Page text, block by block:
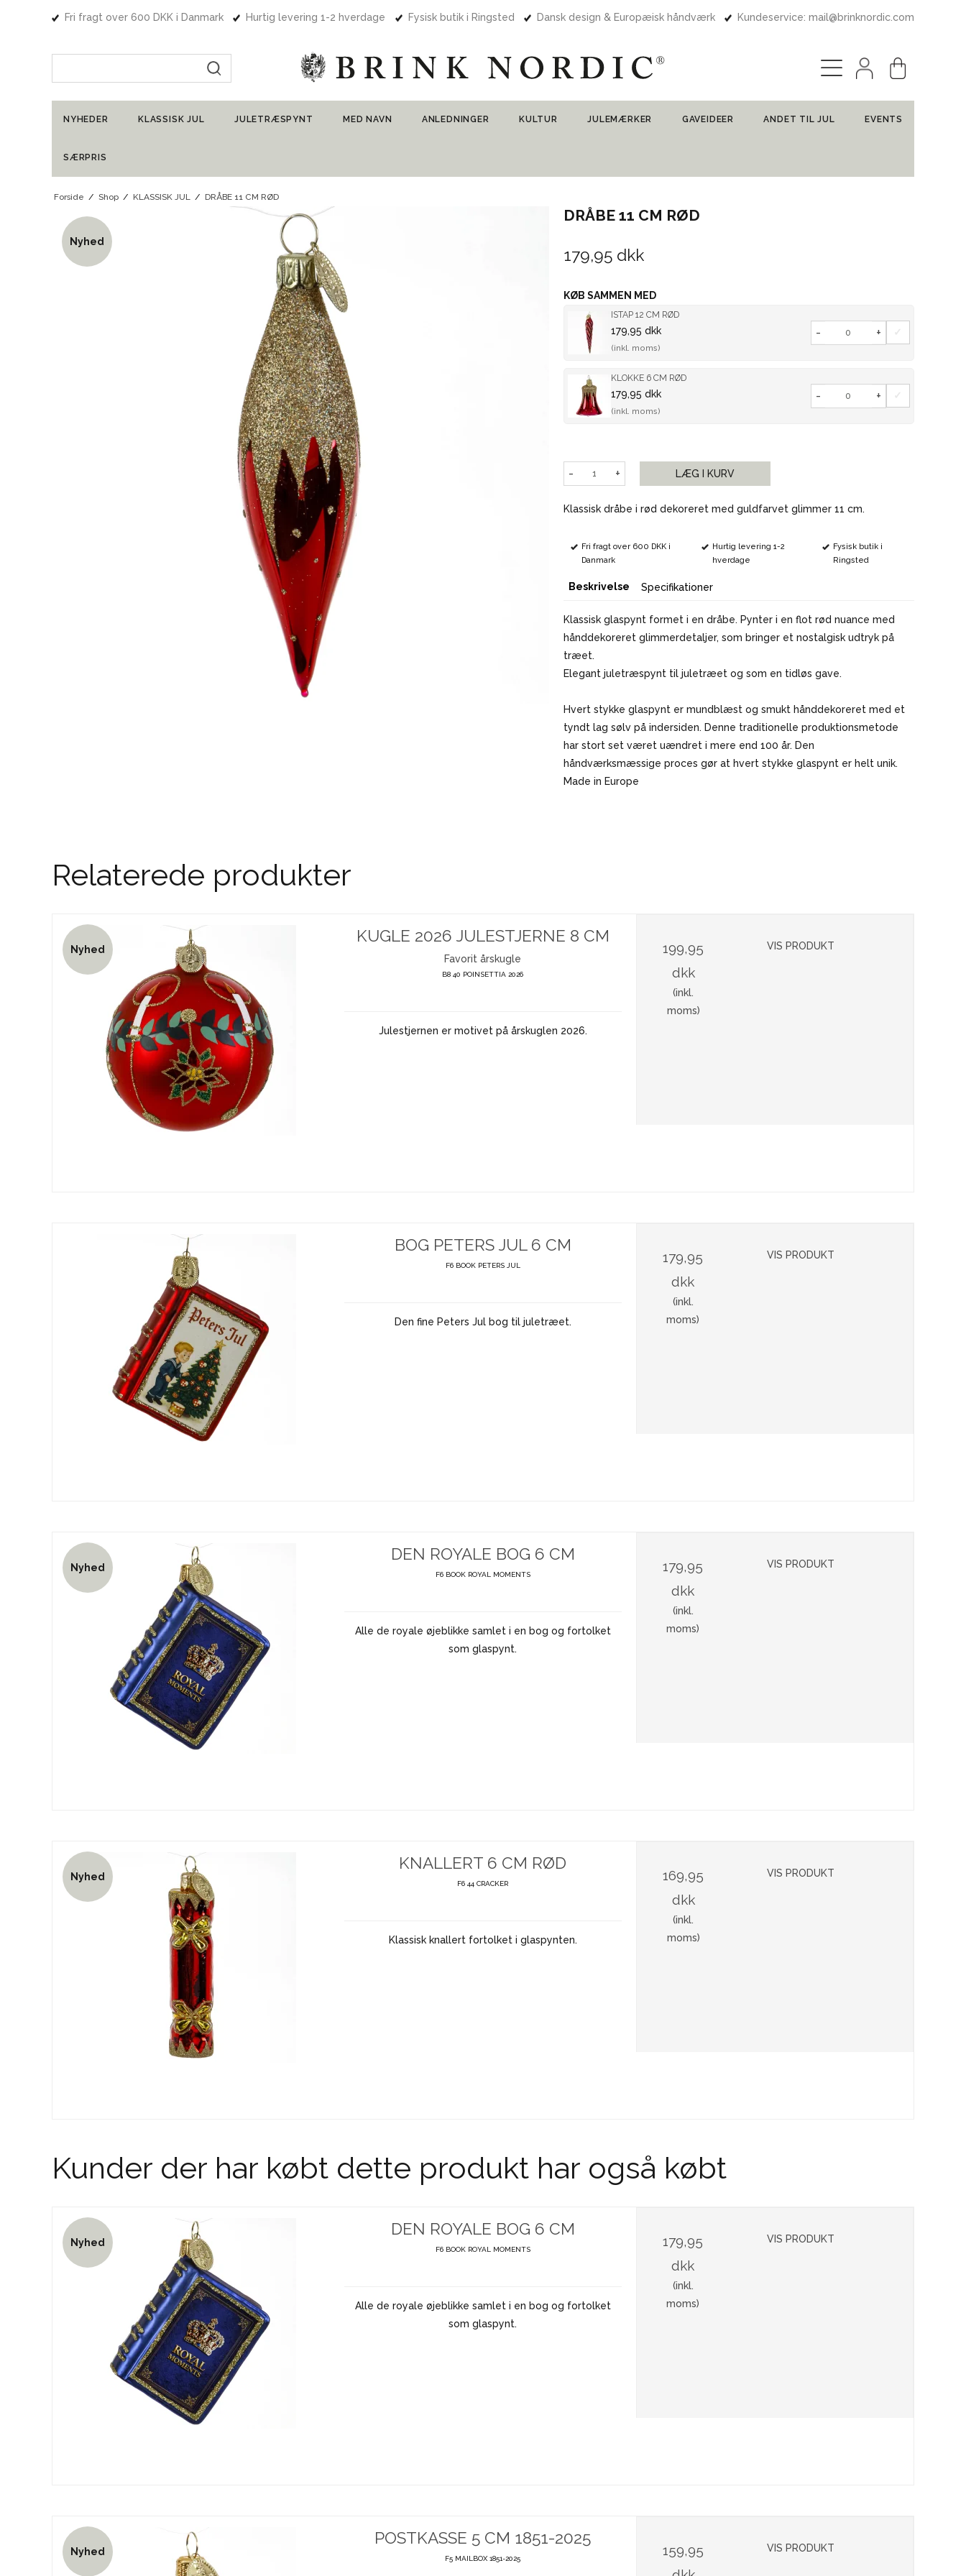
Fri fragt over 600 DKK i Danmark Hurtig levering 1-2 hverdage Fysisk butik i Ringsted Dansk design & Europæisk håndværk Kundeservice: mail@brinknordic.com
NYHEDER KLASSISK JUL JULETRÆSPYNT MED NAVN ANLEDNINGER KULTUR JULEMÆRKER GAVEIDEER ANDET TIL JUL EVENTS
SÆRPRIS
Forside / Shop / KLASSISK JUL / DRÅBE 11 CM RØD
Nyhed
DRÅBE 11 CM RØD
179,95 dkk
KØB SAMMEN MED
ISTAP 12 CM RØD
179,95 dkk
(inkl. moms)
- +
KLOKKE 6 CM RØD
179,95 dkk
(inkl. moms)
- +
- + LÆG I KURV
Klassisk dråbe i rød dekoreret med guldfarvet glimmer 11 cm.
Fri fragt over 600 DKK i
Danmark
Hurtig levering 1-2
hverdage
Fysisk butik i
Ringsted
Beskrivelse Specifikationer
Klassisk glaspynt formet i en dråbe. Pynter i en flot rød nuance med
hånddekoreret glimmerdetaljer, som bringer et nostalgisk udtryk på
træet.
Elegant juletræspynt til juletræet og som en tidløs gave.
Hvert stykke glaspynt er mundblæst og smukt hånddekoreret med et
tyndt lag sølv på indersiden. Denne traditionelle produktionsmetode
har stort set været uændret i mere end 100 år. Den
håndværksmæssige proces gør at hvert stykke glaspynt er helt unik.
Made in Europe
Relaterede produkter
Nyhed
KUGLE 2026 JULESTJERNE 8 CM
Favorit årskugle
B8 40 POINSETTIA 2026
Julestjernen er motivet på årskuglen 2026.
199,95
dkk
(inkl.
moms)
VIS PRODUKT
BOG PETERS JUL 6 CM
F6 BOOK PETERS JUL
Den fine Peters Jul bog til juletræet.
179,95
dkk
(inkl.
moms)
VIS PRODUKT
Nyhed
DEN ROYALE BOG 6 CM
F6 BOOK ROYAL MOMENTS
Alle de royale øjeblikke samlet i en bog og fortolket
som glaspynt.
179,95
dkk
(inkl.
moms)
VIS PRODUKT
Nyhed
KNALLERT 6 CM RØD
F6 44 CRACKER
Klassisk knallert fortolket i glaspynten.
169,95
dkk
(inkl.
moms)
VIS PRODUKT
Kunder der har købt dette produkt har også købt
Nyhed
DEN ROYALE BOG 6 CM
F6 BOOK ROYAL MOMENTS
Alle de royale øjeblikke samlet i en bog og fortolket
som glaspynt.
179,95
dkk
(inkl.
moms)
VIS PRODUKT
Nyhed
POSTKASSE 5 CM 1851-2025
F5 MAILBOX 1851-2025
159,95
VIS PRODUKT